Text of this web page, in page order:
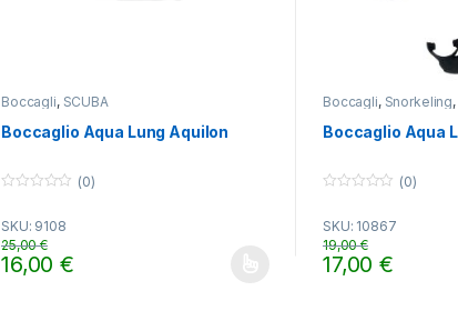
Boccagli, SCUBA
Boccaglio Aqua Lung Aquilon
u
t
o
(0)
SKU: 9108
16,00€
25,00€
Questo prodotto ha più varianti. Le opzioni possono essere
Boccagli, Snorkeling,
Boccaglio Aqua
u
t
o
(0)
SKU: 10867
17,00€
19,00€
Questo prodotto